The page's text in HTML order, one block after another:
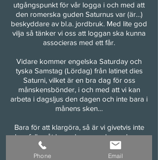
utgångspunkt för vår logga i och med att
den romerska guden Saturnus var (är…)
beskyddare av bl.a. jordbruk. Med lite god
vilja så tänker vi oss att loggan ska kunna
associeras med ett får.
Vidare kommer engelska Saturday och
tyska Samstag (Lördag) från latinet dies
Saturni, vilket är en bra dag för oss
månskensbönder, i och med att vi kan
arbeta i dagsljus den dagen och inte bara i
månens sken…
Bara för att klargöra, så är vi givetvis inte
hemfallna åt bara de romerska gudarna.
Som de flesta gårdar så har vi givetvis en
gårdsask på ladugårdsplan. Under
Phone Email